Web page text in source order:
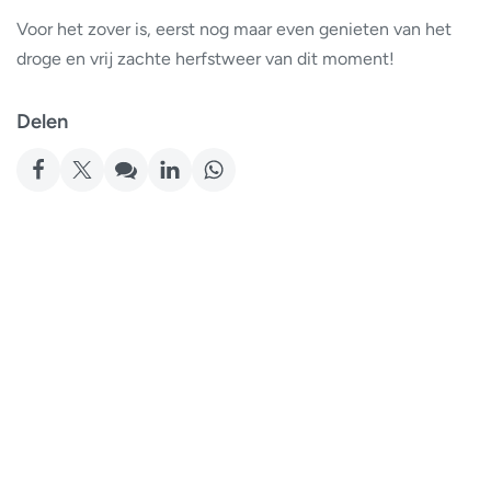
Voor het zover is, eerst nog maar even genieten van het
droge en vrij zachte herfstweer van dit moment!
Delen